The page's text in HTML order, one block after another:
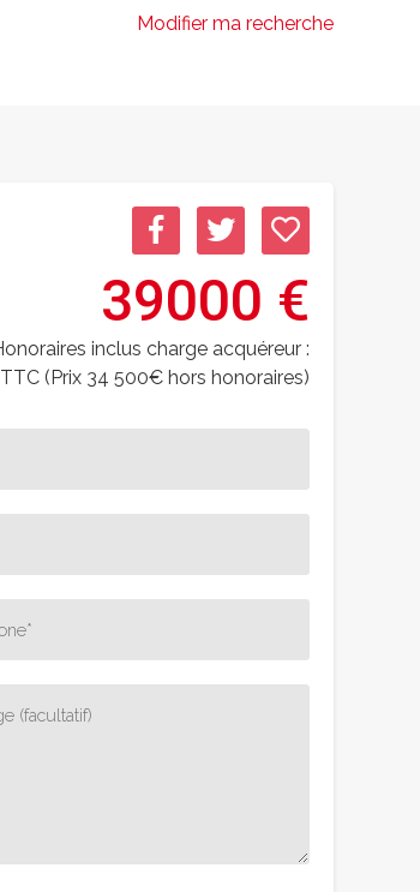
Modifier ma recherche
39000 €
inclus charge acquéreur :
(Prix 34 500€ hors honoraires)